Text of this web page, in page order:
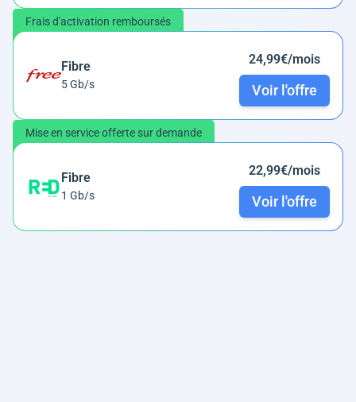
Frais d'activation remboursés
Fibre
5 Gb/s
24,99€/mois
Voir l'offre
Mise en service offerte sur demande
Fibre
1 Gb/s
22,99€/mois
Voir l'offre